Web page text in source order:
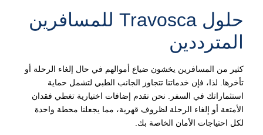
حلول Travosca للمسافرين
المترددين
كثير من المسافرين يخشون ضياع أموالهم في حال إلغاء الرحلة أو
تأخرها. لذا، فإن خدماتنا تتجاوز الجانب الطبي لتشمل حماية
استثماراتك في السفر. نحن نقدم إضافات اختيارية تغطي فقدان
الأمتعة أو إلغاء الرحلة لظروف قهرية، مما يجعلنا محطة واحدة
لكل احتياجات الأمان الخاصة بك.